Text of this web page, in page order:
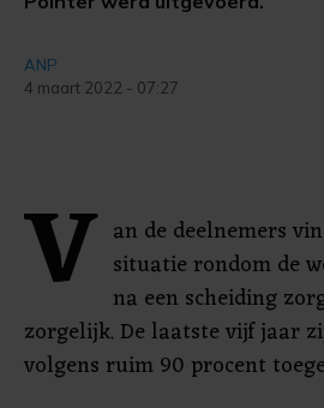
ANP
4 maart 2022 - 07:27
V an de deelnemers
situatie rondom de
na een scheiding
zorgelijk. De laatste vijf jaar
volgens ruim 90 procent